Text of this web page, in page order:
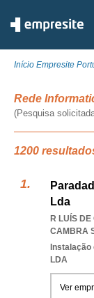
Início Empresite
Rede
(Pesquisa
1200
Lda
R LUÍS
CAMBRA
LDA
Ver